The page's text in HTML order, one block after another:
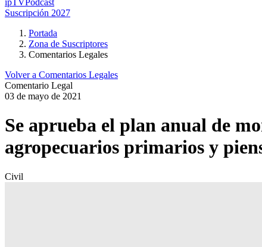
ipTVPodcast
Suscripción 2027
Portada
Zona de Suscriptores
Comentarios Legales
Volver a Comentarios Legales
Comentario Legal
03 de mayo de 2021
Se aprueba el plan anual de
agropecuarios primarios y
Civil